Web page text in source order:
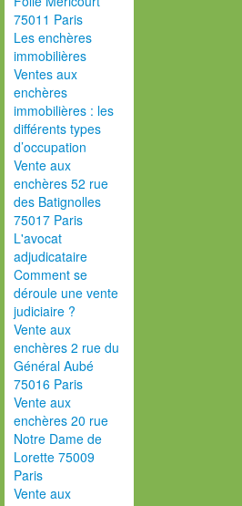
75011 Paris
Les enchères
immobilières
Ventes aux
enchères
immobilières : les
différents types
d’occupation
Vente aux
enchères 52 rue
des Batignolles
75017 Paris
L'avocat
adjudicataire
Comment se
déroule une vente
judiciaire ?
Vente aux
enchères 2 rue du
Général Aubé
75016 Paris
Vente aux
enchères 20 rue
Notre Dame de
Lorette 75009
Paris
Vente aux